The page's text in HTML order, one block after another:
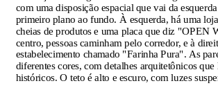
com uma disposição espacial que vai da
primeiro plano ao fundo. À esquerda, há uma
cheias de produtos e uma placa que diz
centro, pessoas caminham pelo corredor, e à
estabelecimento chamado "Farinha Pura". As
diferentes cores, com detalhes arquitetônicos
históricos. O teto é alto e escuro, com luzes